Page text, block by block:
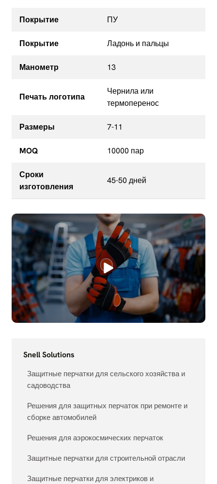
Покрытие ПУ
Покрытие Ладонь и пальцы
Манометр 13
Печать логотипа
Чернила или
термоперенос
Размеры 7-11
MOQ 10000 пар
Сроки
изготовления
45-50 дней
Snell Solutions
Защитные перчатки для сельского хозяйства и
садоводства
Решения для защитных перчаток при ремонте и
сборке автомобилей
Решения для аэрокосмических перчаток
Защитные перчатки для строительной отрасли
Защитные перчатки для электриков и